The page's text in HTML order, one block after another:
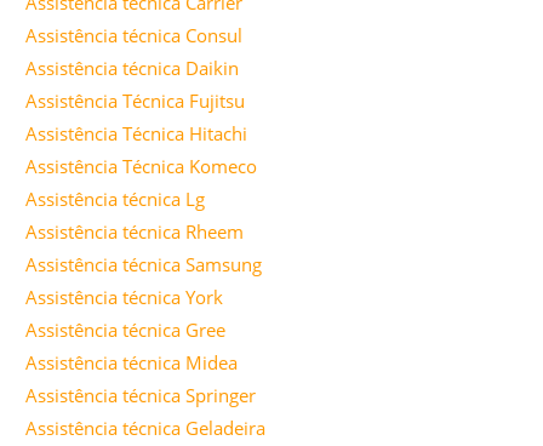
Assistência técnica Consul
Assistência técnica Daikin
Assistência Técnica Fujitsu
Assistência Técnica Hitachi
Assistência Técnica Komeco
Assistência técnica Lg
Assistência técnica Rheem
Assistência técnica Samsung
Assistência técnica York
Assistência técnica Gree
Assistência técnica Midea
Assistência técnica Springer
Assistência técnica Geladeira